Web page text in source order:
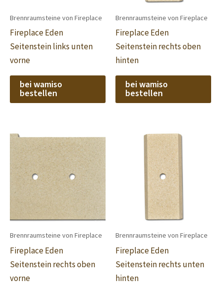
Brennraumsteine von Fireplace
Fireplace Eden
Seitenstein links unten
vorne
bei wamiso
bestellen
Brennraumsteine von Fireplace
Fireplace Eden
Seitenstein rechts oben
hinten
bei wamiso
bestellen
Brennraumsteine von Fireplace
Fireplace Eden
Seitenstein rechts oben
vorne
Brennraumsteine von Fireplace
Fireplace Eden
Seitenstein rechts unten
hinten